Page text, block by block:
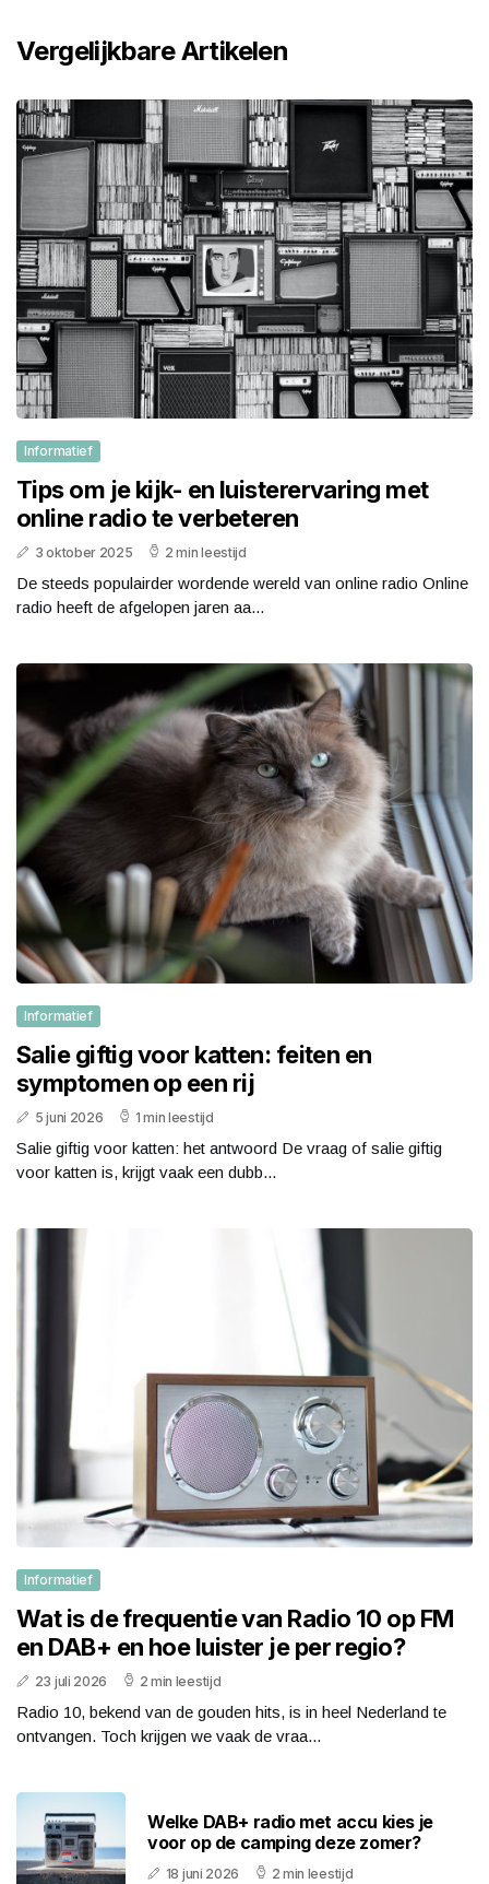
Vergelijkbare Artikelen
Informatief
Tips om je kijk- en luisterervaring met
online radio te verbeteren
3 oktober 2025 2 min leestijd
De steeds populairder wordende wereld van online radio Online
radio heeft de afgelopen jaren aa...
Informatief
Salie giftig voor katten: feiten en
symptomen op een rij
5 juni 2026 1 min leestijd
Salie giftig voor katten: het antwoord De vraag of salie giftig
voor katten is, krijgt vaak een dubb...
Informatief
Wat is de frequentie van Radio 10 op FM
en DAB+ en hoe luister je per regio?
23 juli 2026 2 min leestijd
Radio 10, bekend van de gouden hits, is in heel Nederland te
ontvangen. Toch krijgen we vaak de vraa...
Welke DAB+ radio met accu kies je
voor op de camping deze zomer?
18 juni 2026 2 min leestijd